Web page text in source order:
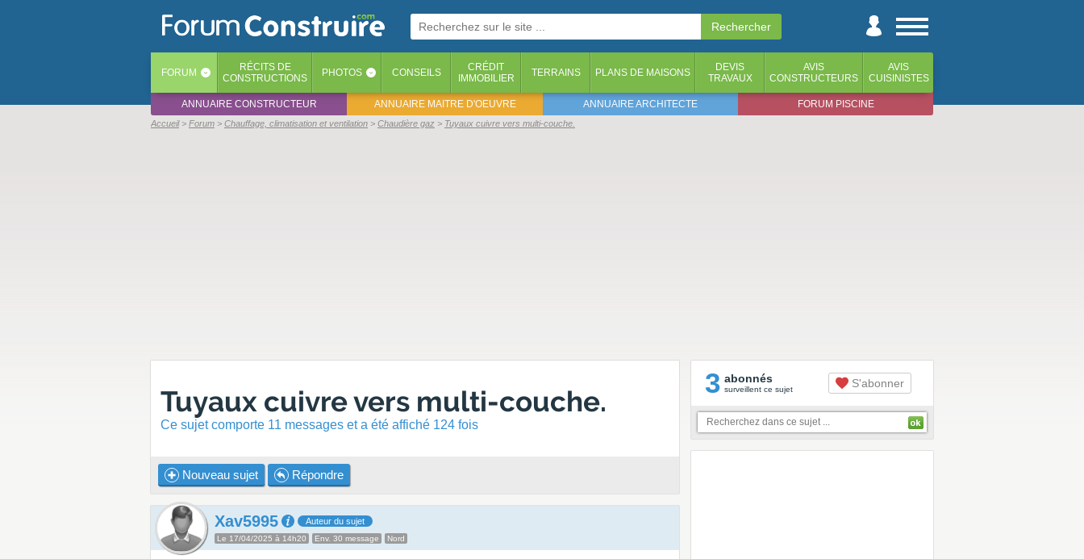
FORUM ‹ RÉCITS DE
CONSTRUCTIONS
PHOTOS ‹ CONSEILS
CRÉDIT
IMMOBILIER
TERRAINS PLANS DE MAISONS
DEVIS
TRAVAUX
AVIS
CONSTRUCTEURS
AVIS
CUISINISTES
ANNUAIRE CONSTRUCTEUR ANNUAIRE MAITRE D'OEUVRE ANNUAIRE ARCHITECTE FORUM PISCINE
Accueil Forum Chauffage, climatisation et ventilation Chaudière gaz Tuyaux cuivre vers multi-couche.
Tuyaux cuivre vers multi-couche.
Ce sujet comporte 11 messages et a été affiché 124 fois
Nouveau sujet Répondre
Xav5995 Auteur du sujet
Le 17/04/2025 à 14h20 Env. 30 message Nord
3 abonnés
surveillent ce sujet S'abonner